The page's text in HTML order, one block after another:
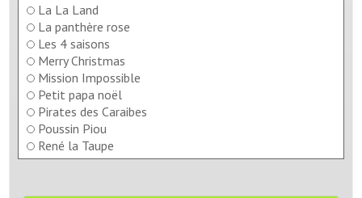
La La Land
La panthère rose
Les 4 saisons
Merry Christmas
Mission Impossible
Petit papa noël
Pirates des Caraibes
Poussin Piou
René la Taupe